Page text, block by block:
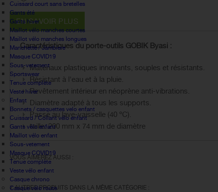
Cuissard court sans bretelles
Gants été
Gants hiver
Maillot vélo manches courtes
Maillot vélo manches longues
Manchette / Jambiere
Masque COVID19
Sous-vetement
Sportswear
Tenue complète
Veste hiver
Enfant
Bonnets / casquettes velo enfant
Cuissard / Collant vélo enfant
Gants vélo enfant
Maillot vélo enfant
Sous-vetement
Masque COVID19
Tenue complète
Veste vélo enfant
Casque chrono
Casque vélo route
EN SAVOIR PLUS
Caractéristiques du porte-outils GOBIK Byasi :
Matériaux plastiques innovants, souples et résistants.
Résistant à l'eau et à la pluie.
Revêtement intérieur en néoprène anti-vibrations.
Diamètre adapté à tous les supports.
Passe au lave-vaisselle (40 ºC).
taille: 200 mm x 74 mm de diamètre
VOUS AIMEREZ AUSSI :
7 AUTRES PRODUITS DANS LA MÊME CATÉGORIE :